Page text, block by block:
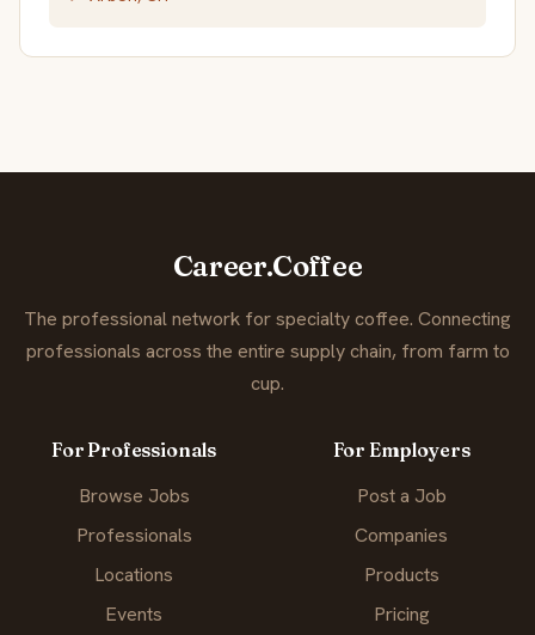
Career.Coffee
The professional network for specialty coffee. Connecting
professionals across the entire supply chain, from farm to
cup.
For Professionals
Browse Jobs
Professionals
Locations
Events
For Employers
Post a Job
Companies
Products
Pricing